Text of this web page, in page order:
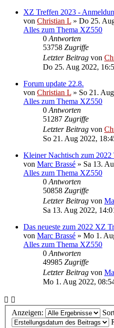
XZ Treffen 2023 -
von Christian L » Do 25.
Alles zum Thema XZ550
0 Antworten
53758 Zugriffe
Letzter Beitrag von
Do 25. Aug 2022,
Forum update 22.8.
von Christian L » So 21.
Alles zum Thema XZ550
0 Antworten
51287 Zugriffe
Letzter Beitrag von
So 21. Aug 2022,
Kleiner Nachtisch zum 2022
von Marc Brassé » Sa 13.
Alles zum Thema XZ550
0 Antworten
50858 Zugriffe
Letzter Beitrag von
Sa 13. Aug 2022,
Das neueste zum 2022 XZ
von Marc Brassé » Mo 1.
Alles zum Thema XZ550
0 Antworten
49985 Zugriffe
Letzter Beitrag von
Mo 1. Aug 2022,
Anzeigen: